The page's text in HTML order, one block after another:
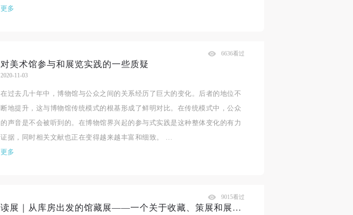
更多
对美术馆参与和展览实践的一些质疑
2020-11-03
6636看过
在过去几十年中，博物馆与公众之间的关系经历了巨大的变化。后者的地位不
断地提升，这与博物馆传统模式的根基形成了鲜明对比。在传统模式中，公众
的声音是不会被听到的。在博物馆界兴起的参与式实践是这种整体变化的有力
证据，同时相关文献也正在变得越来越丰富和细致。 …
更多
读展｜从库房出发的馆藏展——一个关于收藏、策展和展陈的案例
9015看过